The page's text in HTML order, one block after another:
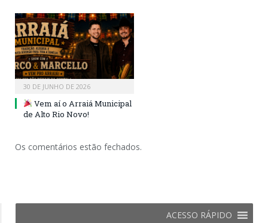
30 DE JUNHO DE 2026
Vem aí o Arraiá Municipal
de Alto Rio Novo!
Os comentários estão fechados.
ACESSO RÁPIDO